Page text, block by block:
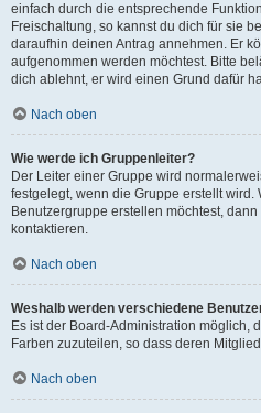
einfach durch die entsprechende
Freischaltung, so kannst du dich für sie
daraufhin deinen Antrag annehmen. Er
aufgenommen werden möchtest. Bitte
dich ablehnt, er wird einen Grund dafür
Nach oben
Wie werde ich Gruppenleiter?
Der Leiter einer Gruppe wird
festgelegt, wenn die Gruppe erstellt wird.
Benutzergruppe erstellen möchtest,
kontaktieren.
Nach oben
Weshalb werden verschiedene
Es ist der Board-Administration möglich,
Farben zuzuteilen, so dass deren
Nach oben